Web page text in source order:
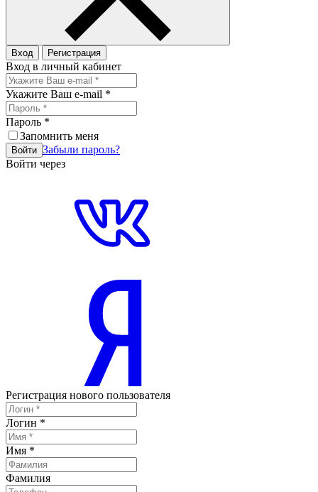
Вход Регистрация
Вход в личный кабинет
Укажите Ваш e-mail *
Пароль *
Запомнить меня
Войти Забыли пароль?
Войти через
Регистрация нового пользователя
Логин *
Имя *
Фамилия